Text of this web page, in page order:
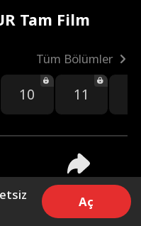
Tam Film
Tüm Bölümler
10 11
Paylaş
Aç